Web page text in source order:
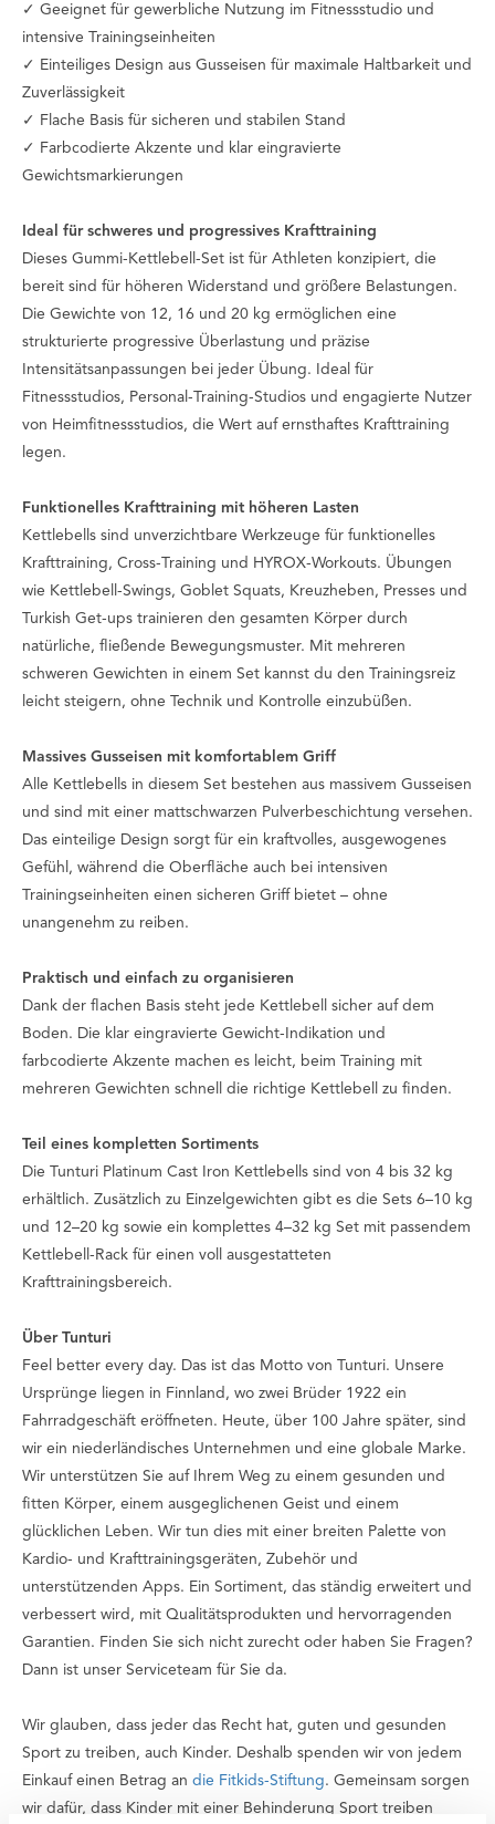
✓ Geeignet für gewerbliche Nutzung im Fitnessstudio und
intensive Trainingseinheiten
✓ Einteiliges Design aus Gusseisen für maximale Haltbarkeit und
Zuverlässigkeit
✓ Flache Basis für sicheren und stabilen Stand
✓ Farbcodierte Akzente und klar eingravierte
Gewichtsmarkierungen
Ideal für schweres und progressives Krafttraining
Dieses Gummi-Kettlebell-Set ist für Athleten konzipiert, die
bereit sind für höheren Widerstand und größere Belastungen.
Die Gewichte von 12, 16 und 20 kg ermöglichen eine
strukturierte progressive Überlastung und präzise
Intensitätsanpassungen bei jeder Übung. Ideal für
Fitnessstudios, Personal-Training-Studios und engagierte Nutzer
von Heimfitnessstudios, die Wert auf ernsthaftes Krafttraining
legen.
Funktionelles Krafttraining mit höheren Lasten
Kettlebells sind unverzichtbare Werkzeuge für funktionelles
Krafttraining, Cross-Training und HYROX-Workouts. Übungen
wie Kettlebell-Swings, Goblet Squats, Kreuzheben, Presses und
Turkish Get-ups trainieren den gesamten Körper durch
natürliche, fließende Bewegungsmuster. Mit mehreren
schweren Gewichten in einem Set kannst du den Trainingsreiz
leicht steigern, ohne Technik und Kontrolle einzubüßen.
Massives Gusseisen mit komfortablem Griff
Alle Kettlebells in diesem Set bestehen aus massivem Gusseisen
und sind mit einer mattschwarzen Pulverbeschichtung versehen.
Das einteilige Design sorgt für ein kraftvolles, ausgewogenes
Gefühl, während die Oberfläche auch bei intensiven
Trainingseinheiten einen sicheren Griff bietet – ohne
unangenehm zu reiben.
Praktisch und einfach zu organisieren
Dank der flachen Basis steht jede Kettlebell sicher auf dem
Boden. Die klar eingravierte Gewicht-Indikation und
farbcodierte Akzente machen es leicht, beim Training mit
mehreren Gewichten schnell die richtige Kettlebell zu finden.
Teil eines kompletten Sortiments
Die Tunturi Platinum Cast Iron Kettlebells sind von 4 bis 32 kg
erhältlich. Zusätzlich zu Einzelgewichten gibt es die Sets 6–10 kg
und 12–20 kg sowie ein komplettes 4–32 kg Set mit passendem
Kettlebell-Rack für einen voll ausgestatteten
Krafttrainingsbereich.
Über Tunturi
Feel better every day. Das ist das Motto von Tunturi. Unsere
Ursprünge liegen in Finnland, wo zwei Brüder 1922 ein
Fahrradgeschäft eröffneten. Heute, über 100 Jahre später, sind
wir ein niederländisches Unternehmen und eine globale Marke.
Wir unterstützen Sie auf Ihrem Weg zu einem gesunden und
fitten Körper, einem ausgeglichenen Geist und einem
glücklichen Leben. Wir tun dies mit einer breiten Palette von
Kardio- und Krafttrainingsgeräten, Zubehör und
unterstützenden Apps. Ein Sortiment, das ständig erweitert und
verbessert wird, mit Qualitätsprodukten und hervorragenden
Garantien. Finden Sie sich nicht zurecht oder haben Sie Fragen?
Dann ist unser Serviceteam für Sie da.
Wir glauben, dass jeder das Recht hat, guten und gesunden
Sport zu treiben, auch Kinder. Deshalb spenden wir von jedem
Einkauf einen Betrag an die Fitkids-Stiftung. Gemeinsam sorgen
wir dafür, dass Kinder mit einer Behinderung Sport treiben